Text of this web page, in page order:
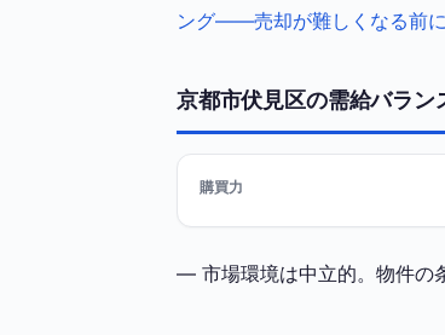
ング——売却が難しくなる前
京都市伏見区の需給バラン
購買力
— 市場環境は中立的。物件の